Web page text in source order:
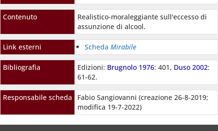
Contenuto
Realistico-moraleggiante sull'eccesso di
assunzione di alcool.
Link esterni Scheda Mirabile
Bibliografia Edizioni: Brugnolo 1976: 401, Duso 2002:
61-62.
Responsabile scheda
Fabio Sangiovanni (creazione 26-8-2019;
modifica 19-7-2022)